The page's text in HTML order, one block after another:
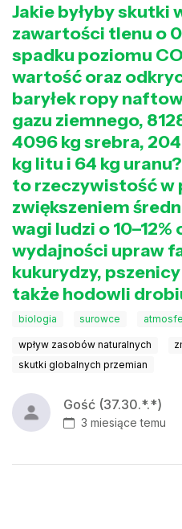
Jakie byłyby skutki
zawartości tlenu o
spadku poziomu
wartość oraz
baryłek ropy
gazu ziemnego,
4096 kg srebra,
kg litu i 64 kg
to rzeczywistość w
zwiększeniem
wagi ludzi o
wydajności upraw
kukurydzy,
także hodowli
biologia surowce
wpływ zasobów naturalnych
skutki globalnych przemian
Gość (37.30.*.*)
3 miesiące temu